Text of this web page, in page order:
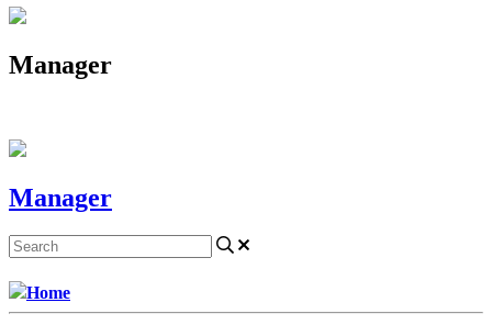
Manager
Manager
Home